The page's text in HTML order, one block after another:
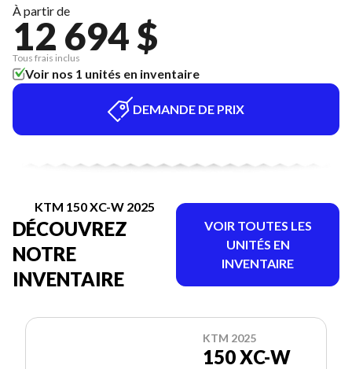
À partir de
12 694 $
Tous frais inclus
Voir nos 1 unités en inventaire
DEMANDE DE PRIX
KTM 150 XC-W 2025
DÉCOUVREZ
NOTRE
INVENTAIRE
VOIR TOUTES LES
UNITÉS EN
INVENTAIRE
KTM 2025
150 XC-W